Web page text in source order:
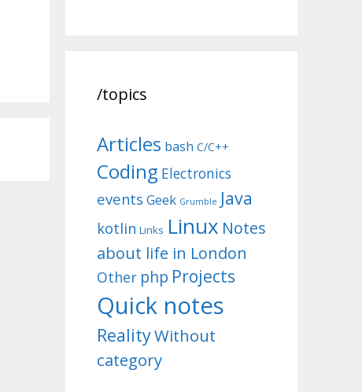
/topics
Articles bash C/C++
Coding Electronics
events Geek Grumble Java
kotlin Links Linux Notes
about life in London
Other php Projects
Quick notes
RealityWithout
category